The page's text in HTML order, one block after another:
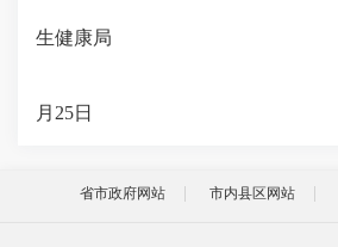
生健康局
月25日
省市政府网站 市内县区网站